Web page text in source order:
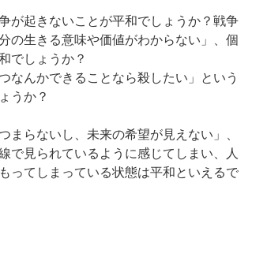
が起きないことが平和でしょうか？戦争
の生きる意味や価値がわからない」、個
でしょうか？
なんかできることなら殺したい」という
うか？
まらないし、未来の希望が見えない」、
で見られているように感じてしまい、人
ってしまっている状態は平和といえるで